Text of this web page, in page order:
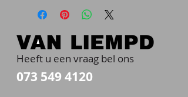
Heeft u een vraag bel ons
073 549 4120